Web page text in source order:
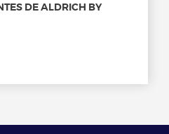
DE ALDRICH BY